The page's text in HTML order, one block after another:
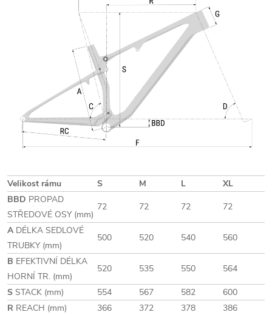
Velikost rámu S M L
XL
BBD PROPAD
STŘEDOVÉ OSY (mm)
72 72 72 72
ADÉLKA SEDLOVÉ
TRUBKY (mm)
500 520 540 560
B EFEKTIVNÍ DÉLKA
HORNÍ TR. (mm)
520 535 550 564
S STACK (mm) 554 567 582
600
R REACH (mm) 366 372 378
386